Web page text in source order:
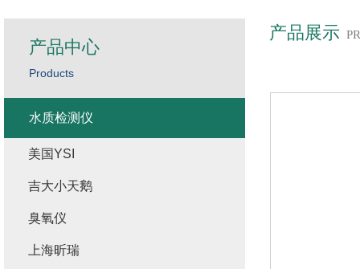
产品展示
产品中心
Products
水质检测仪
美国YSI
吉大小天鹅
臭氧仪
上海昕瑞